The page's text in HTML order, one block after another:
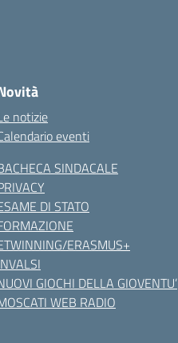
notizie
eventi
SINDACALE
DI STATO
ERASMUS+
GIOCHI DELLA GIOVENTU’
WEB RADIO